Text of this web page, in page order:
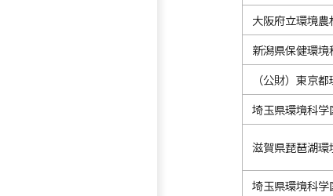
大阪府立環境
新潟県保健環
（公財）東京
埼玉県環境科学
滋賀県琵琶湖
埼玉県環境科学